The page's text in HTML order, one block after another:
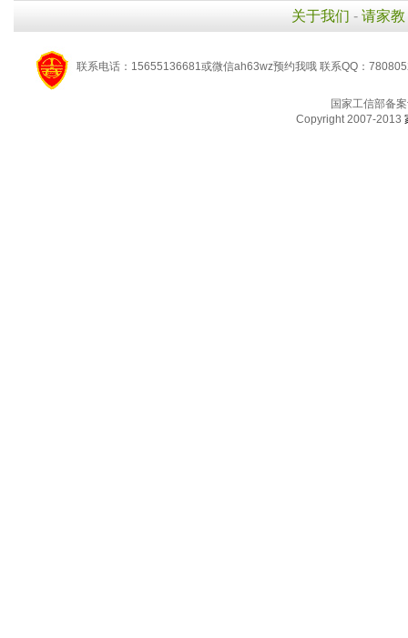
关于我们 - 请家教
联系电话：15655136681或微信ah63wz预约我哦 联系QQ：
国家工信部备
Copyright 2007-2013